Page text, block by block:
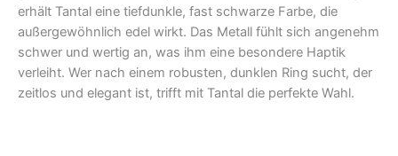
erhält Tantal eine tiefdunkle, fast schwarze Farbe, die
außergewöhnlich edel wirkt. Das Metall fühlt sich angenehm
schwer und wertig an, was ihm eine besondere Haptik
verleiht. Wer nach einem robusten, dunklen Ring sucht, der
zeitlos und elegant ist, trifft mit Tantal die perfekte Wahl.